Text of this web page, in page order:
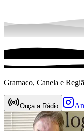
Gramado, Canela e
Ouça a Rádio